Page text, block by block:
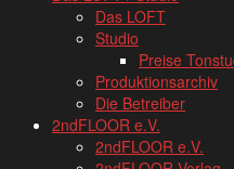
Das LOFT
Studio
Preise
Produktionsarchiv
Die Betreiber
2ndFLOOR e.V.
2ndFLOOR e.V.